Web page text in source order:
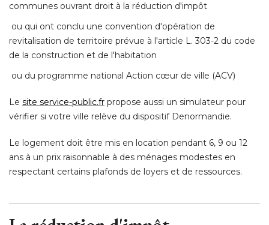
communes ouvrant droit à la réduction d'impôt
 ou qui ont conclu une convention d'opération de
revitalisation de territoire prévue à l'article L. 303-2 du code
de la construction et de l'habitation
 ou du programme national Action cœur de ville (ACV)
Le site service-public.fr propose aussi un simulateur pour
vérifier si votre ville relève du dispositif Denormandie.
Le logement doit être mis en location pendant 6, 9 ou 12
ans à un prix raisonnable à des ménages modestes en
respectant certains plafonds de loyers et de ressources.